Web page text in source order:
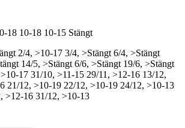
18 10-18 10-15 Stängt
2/4, >10-17 3/4, >Stängt 6/4, >Stängt
14/5, >Stängt 6/6, >Stängt 19/6, >Stängt
17 31/10, >11-15 29/11, >12-16 13/12,
21/12, >10-19 22/12, >10-19 24/12, >10-13
>12-16 31/12, >10-13